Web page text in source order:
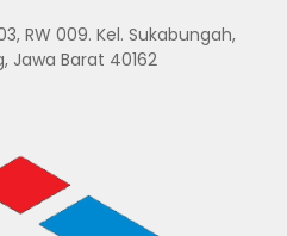
RW 009. Kel. Sukabungah,
Jawa Barat 40162